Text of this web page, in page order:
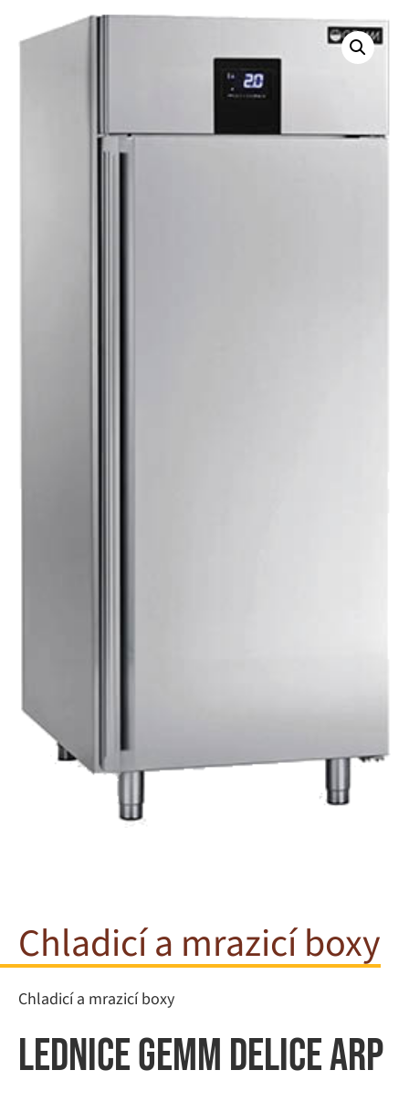
Chladicí a mrazicí boxy
Chladicí a mrazicí boxy
Lednice GEMM Delice ARP